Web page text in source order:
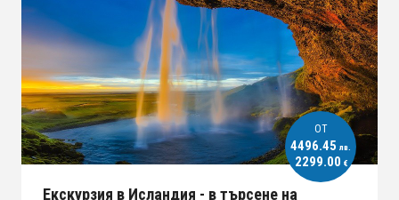
ОT
4496.45 лв.
2299.00 €
Екскурзия в Исландия - в търсене на